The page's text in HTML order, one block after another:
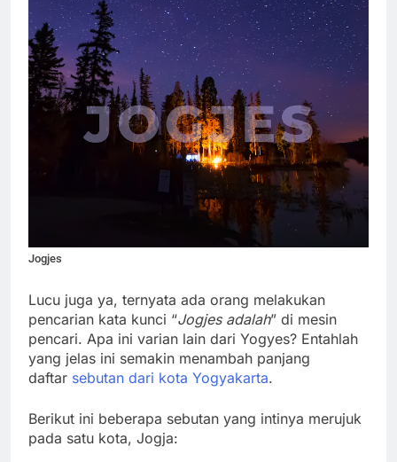
Jogjes
Lucu juga ya, ternyata ada orang melakukan
pencarian kata kunci “Jogjes adalah” di mesin
pencari. Apa ini varian lain dari Yogyes? Entahlah
yang jelas ini semakin menambah panjang
daftar sebutan dari kota Yogyakarta.
Berikut ini beberapa sebutan yang intinya merujuk
pada satu kota, Jogja: